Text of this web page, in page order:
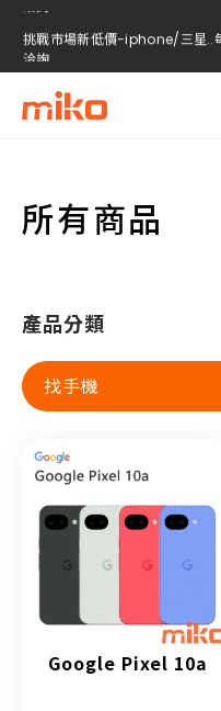
挑戰市場新低價-iphone/三星..
洽詢
挑戰市場新低價-iphone/三星..
洽詢
挑戰市場新低價-iphone/三星..
洽詢
所有商品
產品分類
找手機
Google Pixel 10a